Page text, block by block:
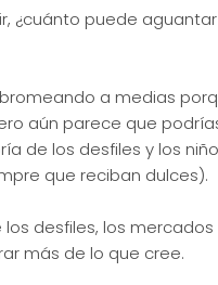
¿cuánto puede
a medias
aún parece que
de los desfiles y los
que reciban dulces).
los desfiles, los
más de lo que cree.